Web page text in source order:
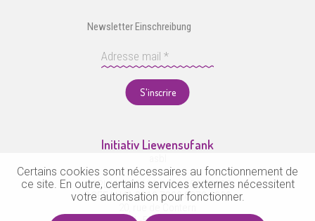
Newsletter Einschreibung
S'inscrire
Initiativ Liewensufank
CCPL LU47 1111 0484 6562 0000
BCEE LU41 0019 7000 0278 6000
Certains cookies sont nécessaires au fonctionnement de
ce site. En outre, certains services externes nécessitent
votre autorisation pour fonctionner.